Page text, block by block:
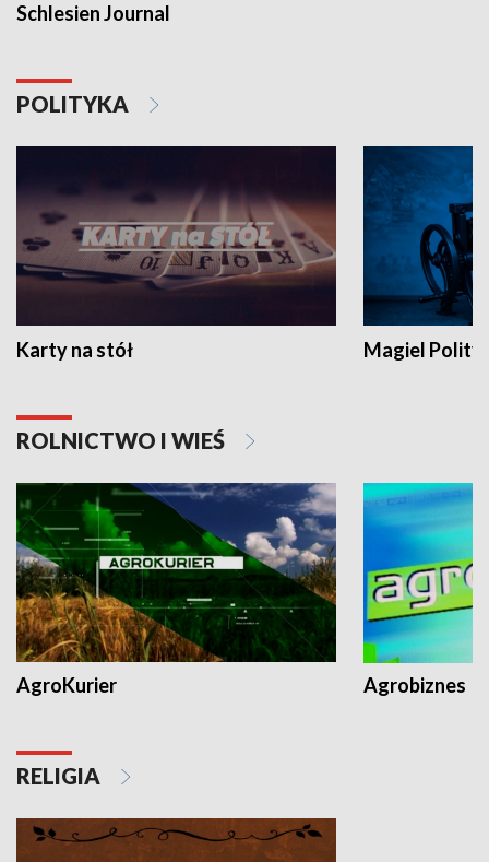
Schlesien Journal
POLITYKA
Karty na stół Magiel
ROLNICTWO I WIEŚ
AgroKurier Agrobiznes
RELIGIA